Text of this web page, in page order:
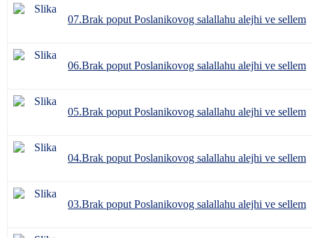
07.Brak poput Poslanikovog salallahu alejhi ve sellem
06.Brak poput Poslanikovog salallahu alejhi ve sellem
05.Brak poput Poslanikovog salallahu alejhi ve sellem
04.Brak poput Poslanikovog salallahu alejhi ve sellem
03.Brak poput Poslanikovog salallahu alejhi ve sellem